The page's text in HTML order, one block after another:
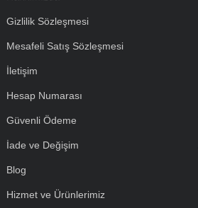
Gizlilik Sözleşmesi
Mesafeli Satış Sözleşmesi
İletişim
Hesap Numarası
Güvenli Ödeme
İade ve Değişim
Blog
Hizmet ve Ürünlerimiz